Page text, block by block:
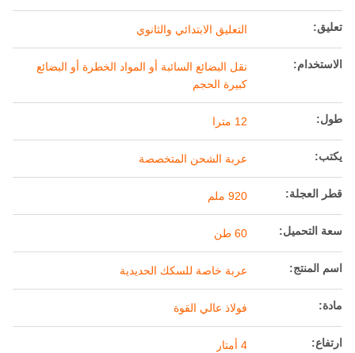
تعليق: التعليق الابتدائي والثانوي
الاستخدام:
نقل البضائع السائبة أو المواد الخطرة أو البضائع
كبيرة الحجم
طول: 12 مترا
يكتب: عربة الشحن المتخصصة
قطر العجلة: 920 ملم
سعة التحميل: 60 طن
اسم المنتج: عربة خاصة للسكك الحديدية
مادة: فولاذ عالي القوة
ارتفاع: 4 أمتار